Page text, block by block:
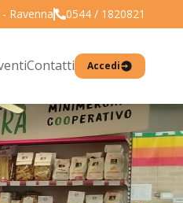
Ravenna 0544 / 1820821
Contatti Accedi